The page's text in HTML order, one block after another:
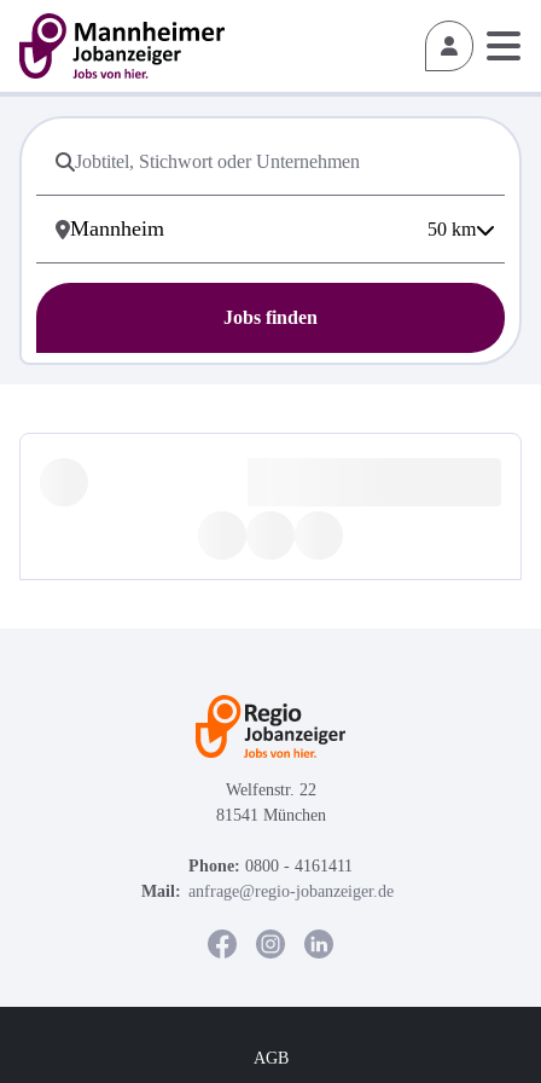
50 km
Jobs finden
Welfenstr. 22
81541 München
Phone: 0800 - 4161411
Mail: anfrage@regio-jobanzeiger.de
AGB